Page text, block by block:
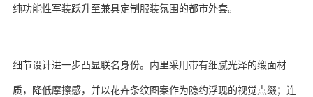
纯功能性军装跃升至兼具定制服装氛围的都市外套。
细节设计进一步凸显联名身份。内里采用带有细腻光泽的缎面材
质，降低摩擦感，并以花卉条纹图案作为隐约浮现的视觉点缀；连